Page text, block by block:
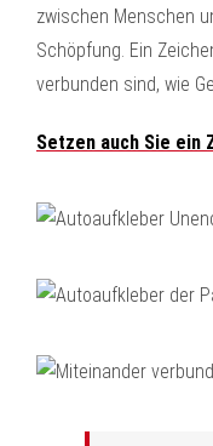
zwischen Menschen
Schöpfung. Ein
verbunden sind, wie
Setzen auch Sie ein